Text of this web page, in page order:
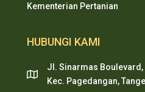
Kementerian Pertanian
HUBUNGI KAMI
Jl. Sinarmas Boulevard,
Kec. Pagedangan,